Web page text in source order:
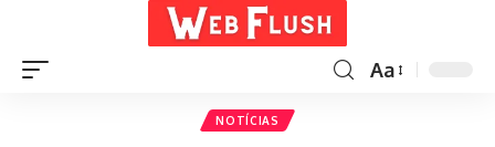
Aa
NOTÍCIAS